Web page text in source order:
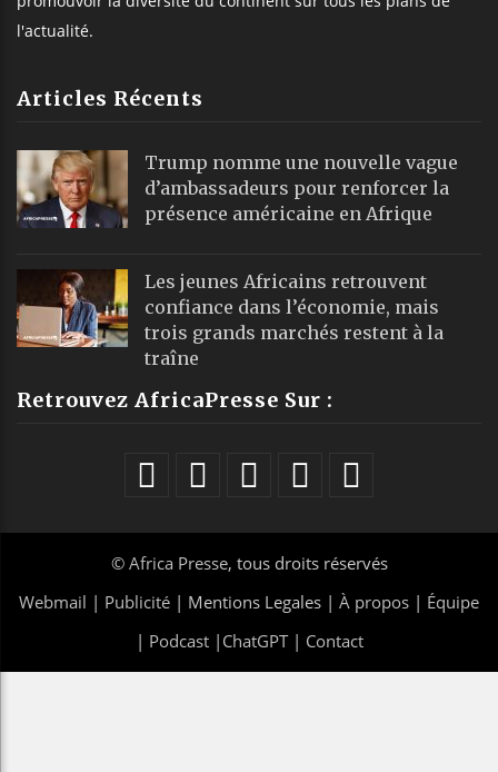
l'actualité.
Articles Récents
Trump nomme une nouvelle vague
d’ambassadeurs pour renforcer la
présence américaine en Afrique
Les jeunes Africains retrouvent
confiance dans l’économie, mais
trois grands marchés restent à la
traîne
Retrouvez AfricaPresse Sur :
© Africa Presse, tous droits réservés
Webmail | Publicité | Mentions Legales | À propos | Équipe
| Podcast| ChatGPT| Contact